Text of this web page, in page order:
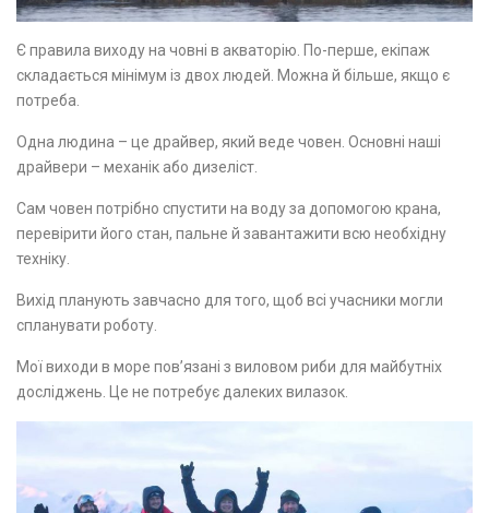
Є правила виходу на човні в акваторію. По-перше, екіпаж
складається мінімум із двох людей. Можна й більше, якщо є
потреба.
Одна людина – це драйвер, який веде човен. Основні наші
драйвери – механік або дизеліст.
Сам човен потрібно спустити на воду за допомогою крана,
перевірити його стан, пальне й завантажити всю необхідну
техніку.
Вихід планують завчасно для того, щоб всі учасники могли
спланувати роботу.
Мої виходи в море пов’язані з виловом риби для майбутніх
досліджень. Це не потребує далеких вилазок.